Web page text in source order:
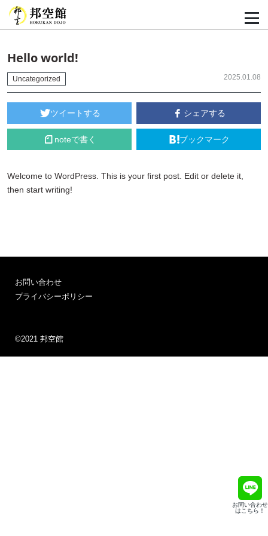
Hello world!
Uncategorized 2025.01.08
ツイートする シェアする
noteで書く ブックマーク
Welcome to WordPress. This is your first post. Edit or delete it,
then start writing!
お問い合わせ
はこちら！
お問い合わせ
プライバシーポリシー
©2021 邦空館